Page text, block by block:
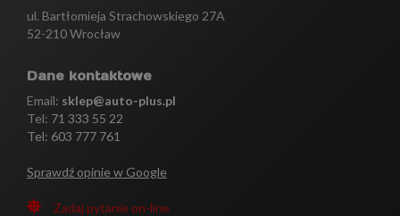
ul. Bartłomieja Strachowskiego 27A
52-210 Wrocław
Dane kontaktowe
Email: sklep@auto-plus.pl
Tel: 71 333 55 22
Tel: 603 777 761
Sprawdź opinie w Google
Zadaj pytanie on-line